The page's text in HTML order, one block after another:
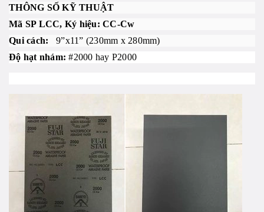
THÔNG SỐ KỸ THUẬT
Mã SP LCC, Ký hiệu: CC-Cw
Qui cách: 9”x11” (230mm x 280mm)
Độ hạt nhám:#2000 hay P2000